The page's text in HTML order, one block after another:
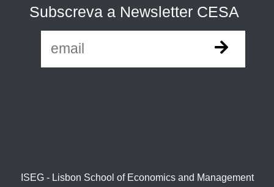
Subscreva a Newsletter CESA
ISEG - Lisbon School of Economics and Management